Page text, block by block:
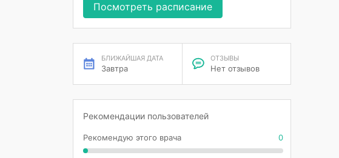
Посмотреть расписание
БЛИЖАЙШАЯ ДАТА
Завтра
ОТЗЫВЫ
Нет отзывов
Рекомендации пользователей
Рекомендую этого врача 0